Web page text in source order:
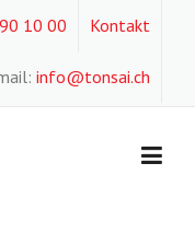
Kontakt
10 00
info@tonsai.ch